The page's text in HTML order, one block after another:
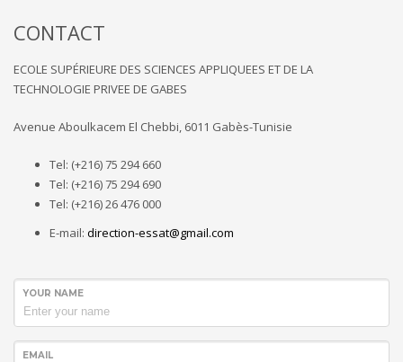
CONTACT
ECOLE SUPÉRIEURE DES SCIENCES APPLIQUEES ET DE LA
TECHNOLOGIE PRIVEE DE GABES
Avenue Aboulkacem El Chebbi, 6011 Gabès-Tunisie
Tel: (+216) 75 294 660
Tel: (+216) 75 294 690
Tel: (+216) 26 476 000
E-mail: direction-essat@gmail.com
YOUR NAME
EMAIL